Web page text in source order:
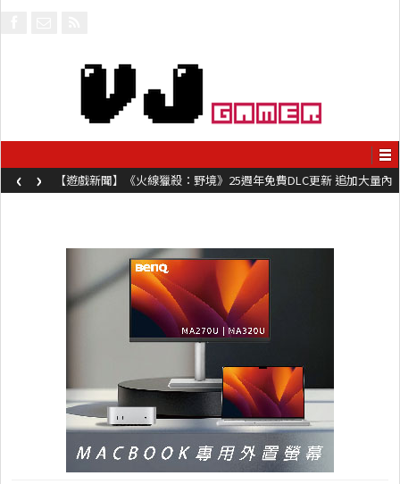
【遊戲新聞】《火線獵殺：野境》25週年免費DLC更新 追加大量內
容同時系舊作限時超平價折扣
‹ ›